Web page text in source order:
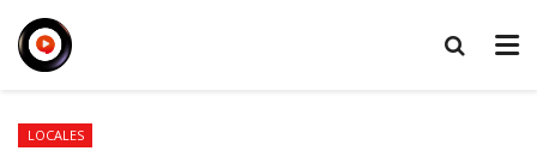
LOCALES